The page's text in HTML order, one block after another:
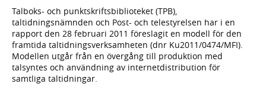
Talboks- och punktskriftsbiblioteket (TPB),
taltidningsnämnden och Post- och telestyrelsen har i en
rapport den 28 februari 2011 föreslagit en modell för den
framtida taltidningsverksamheten (dnr Ku2011/0474/MFI).
Modellen utgår från en övergång till produktion med
talsyntes och användning av internetdistribution för
samtliga taltidningar.